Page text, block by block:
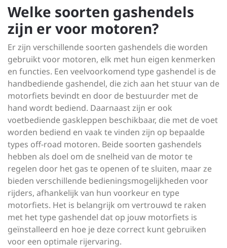
Welke soorten gashendels
zijn er voor motoren?
Er zijn verschillende soorten gashendels die worden
gebruikt voor motoren, elk met hun eigen kenmerken
en functies. Een veelvoorkomend type gashendel is de
handbediende gashendel, die zich aan het stuur van de
motorfiets bevindt en door de bestuurder met de
hand wordt bediend. Daarnaast zijn er ook
voetbediende gaskleppen beschikbaar, die met de voet
worden bediend en vaak te vinden zijn op bepaalde
types off-road motoren. Beide soorten gashendels
hebben als doel om de snelheid van de motor te
regelen door het gas te openen of te sluiten, maar ze
bieden verschillende bedieningsmogelijkheden voor
rijders, afhankelijk van hun voorkeur en type
motorfiets. Het is belangrijk om vertrouwd te raken
met het type gashendel dat op jouw motorfiets is
geïnstalleerd en hoe je deze correct kunt gebruiken
voor een optimale rijervaring.